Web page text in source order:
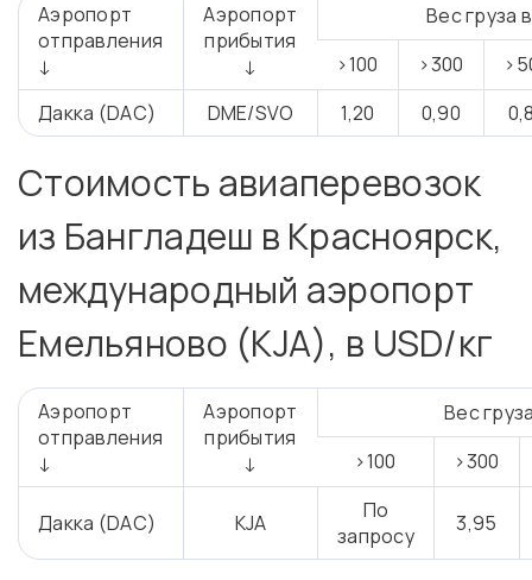
Аэропорт
отправления
↓
Аэропорт
прибытия
↓
Вес груза
>100
>300
Дакка (DAC)
DME/SVO 1,20 0,90
Стоимость авиаперевозок
из Бангладеш в Красноярск,
международный аэропорт
Емельяново (KJA), в USD/кг
Аэропорт
отправления
↓
Аэропорт
прибытия
↓
Вес
>100
>300
Дакка (DAC) KJA
По
запросу
3,95